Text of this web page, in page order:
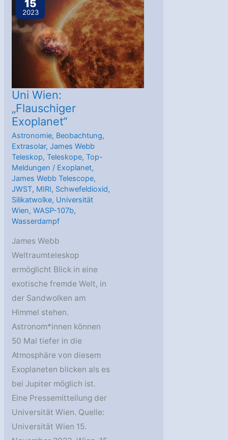
15
2023
Uni Wien:
„Flauschiger
Exoplanet“
Astronomie, Beobachtung,
Extrasolar,James Webb
Teleskop,Teleskope,Top-
Meldungen / Exoplanet,
James Webb Telescope,
JWST, MIRI, Schwefeldioxid,
Silikatwolke, Universität
Wien,WASP-107b,
Wasserdampf
James Webb
Weltraumteleskop
ermöglicht Blick in eine
exotische fremde Welt, in
der Sandwolken am
Himmel stehen.
Astronom*innen können
50 Mal tiefer in die
Atmosphäre von diesem
Exoplaneten blicken als es
bei Jupiter möglich ist.
Eine Pressemitteilung der
Universität Wien. Quelle:
Universität Wien 15.